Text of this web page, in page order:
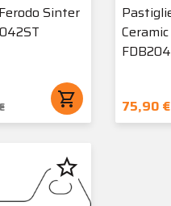
Sinter
shopping_cart 75,90 €
star_border